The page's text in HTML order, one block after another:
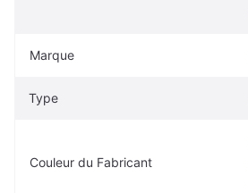
Marque
Type
Couleur du Fabricant